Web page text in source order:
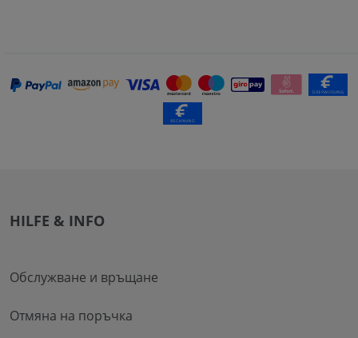
HILFE & INFO
Обслужване и връщане
Отмяна на поръчка